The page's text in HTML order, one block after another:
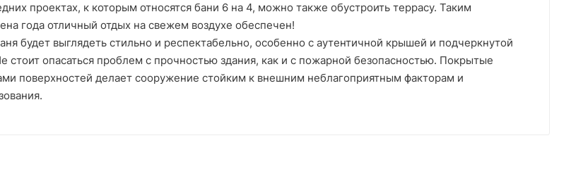
проектах, к которым относятся бани 6 на 4, можно также обустроить террасу. Таким
года отличный отдых на свежем воздухе обеспечен!
будет выглядеть стильно и респектабельно, особенно с аутентичной крышей и подчеркнутой
стоит опасаться проблем с прочностью здания, как и с пожарной безопасностью. Покрытые
поверхностей делает сооружение стойким к внешним неблагоприятным факторам и